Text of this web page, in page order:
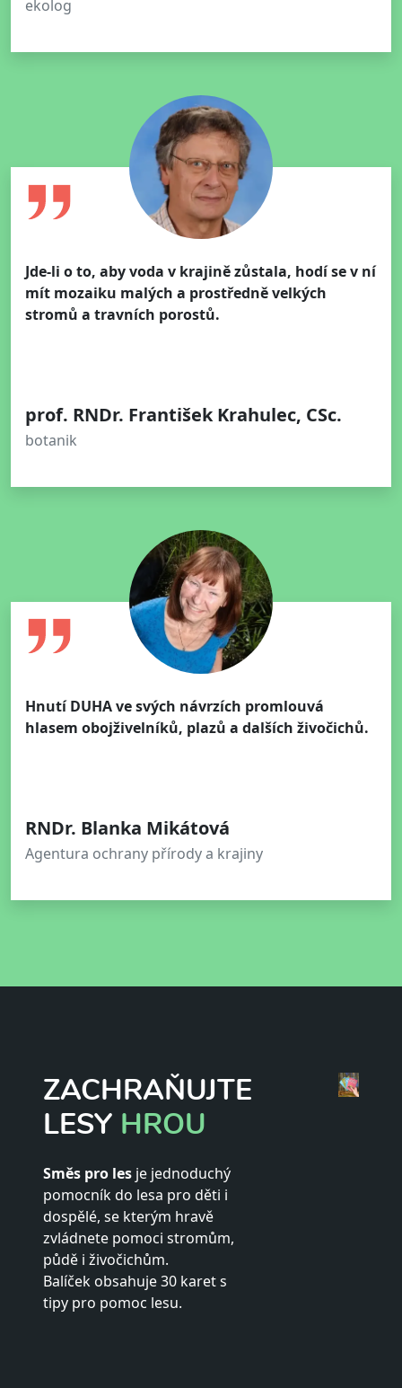
ekolog
Jde-li o to, aby voda v krajině zůstala, hodí se v ní
mít mozaiku malých a prostředně velkých
stromů a travních porostů.
prof. RNDr. František Krahulec, CSc.
botanik
Hnutí DUHA ve svých návrzích promlouvá
hlasem obojživelníků, plazů a dalších živočichů.
RNDr. Blanka Mikátová
Agentura ochrany přírody a krajiny
ZACHRAŇUJTE
LESY HROU
Směs pro les je jednoduchý
pomocník do lesa pro děti i
dospělé, se kterým hravě
zvládnete pomoci stromům,
půdě i živočichům.
Balíček obsahuje 30 karet s
tipy pro pomoc lesu.